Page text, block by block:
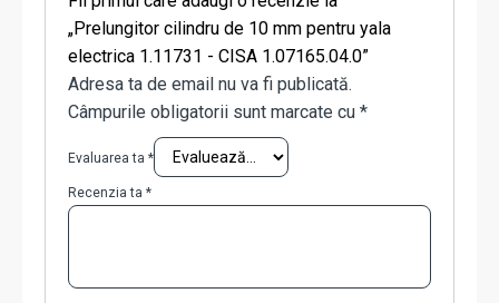
„Prelungitor cilindru de 10 mm pentru yala
electrica 1.11731 - CISA 1.07165.04.0”
Adresa ta de email nu va fi publicată.
Câmpurile obligatorii sunt marcate cu *
Evaluarea ta *
Recenzia ta *